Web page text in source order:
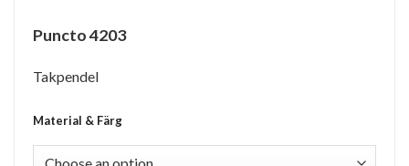
Puncto 4203
Takpendel
Material & Färg